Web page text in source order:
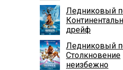
Ледниковый
дрейф
Ледниковый
Столкновение
неизбежно